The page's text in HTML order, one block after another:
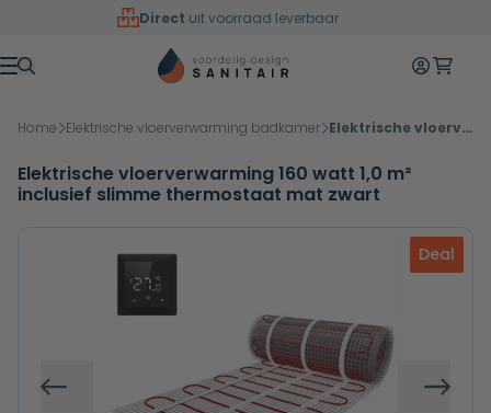
Overslaan naar inhoud
Direct uit voorraad leverbaar
Menu
Mijn
Home Elektrische vloerverwarming badkamer Elektrische vloerverwarming 160 watt 1,0 m² inclusief slimme thermostaat mat zwart
Elektrische vloerverwarming 160 watt 1,0 m²
inclusief slimme thermostaat mat zwart
Deal
Vorige